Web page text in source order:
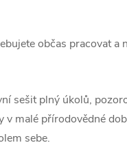
občas pracovat
sešit plný úkolů,
v malé přírodovědné
sebe.